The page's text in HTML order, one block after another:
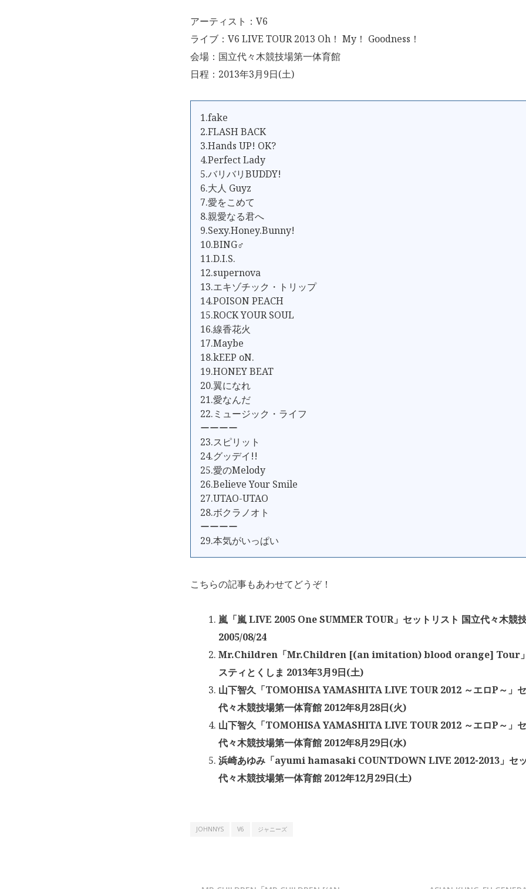
アーティスト：V6
ライブ：V6 LIVE TOUR 2013 Oh！ My！ Goodness！
会場：国立代々木競技場第一体育館
日程：2013年3月9日(土)
1.fake
2.FLASH BACK
3.Hands UP! OK?
4.Perfect Lady
5.バリバリBUDDY!
6.大人 Guyz
7.愛をこめて
8.親愛なる君へ
9.Sexy.Honey.Bunny!
10.BING♂
11.D.I.S.
12.supernova
13.エキゾチック・トリップ
14.POISON PEACH
15.ROCK YOUR SOUL
16.線香花火
17.Maybe
18.kEEP oN.
19.HONEY BEAT
20.翼になれ
21.愛なんだ
22.ミュージック・ライフ
ーーーー
23.スピリット
24.グッデイ!!
25.愛のMelody
26.Believe Your Smile
27.UTAO-UTAO
28.ボクラノオト
ーーーー
29.本気がいっぱい
こちらの記事もあわせてどうぞ！
嵐「嵐 LIVE 2005 One SUMMER TOUR」セットリスト 国立代々木競
2005/08/24
Mr.Children「Mr.Children [(an imitation) blood orange] Tour」
スティとくしま 2013年3月9日(土)
山下智久「TOMOHISA YAMASHITA LIVE TOUR 2012 ～エロP～」
代々木競技場第一体育館 2012年8月28日(火)
山下智久「TOMOHISA YAMASHITA LIVE TOUR 2012 ～エロP～」
代々木競技場第一体育館 2012年8月29日(水)
浜崎あゆみ「ayumi hamasaki COUNTDOWN LIVE 2012-2013」セ
代々木競技場第一体育館 2012年12月29日(土)
JOHNNYS V6 ジャニーズ